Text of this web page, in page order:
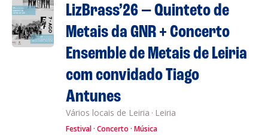
LizBrass’26 — Quinteto de
Metais da GNR + Concerto
Ensemble de Metais de Leiria
com convidado Tiago
Antunes
Vários locais de Leiria · Leiria
Festival Concerto Música